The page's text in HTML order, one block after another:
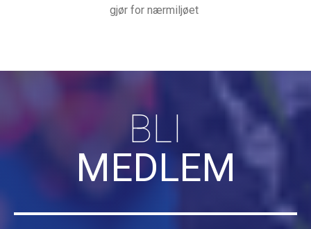
gjør for nærmiljøet
BLI
MEDLEM